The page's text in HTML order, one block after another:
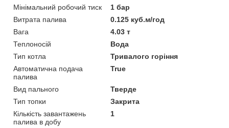
Мінімальний робочий тиск
1 бар
Витрата палива
0.125 куб.м/год
Вага
4.03 т
Теплоносій
Вода
Тип котла
Тривалого горіння
Автоматична подача
палива
True
Вид пального
Тверде
Тип топки
Закрита
Кількість завантажень
палива в добу
1